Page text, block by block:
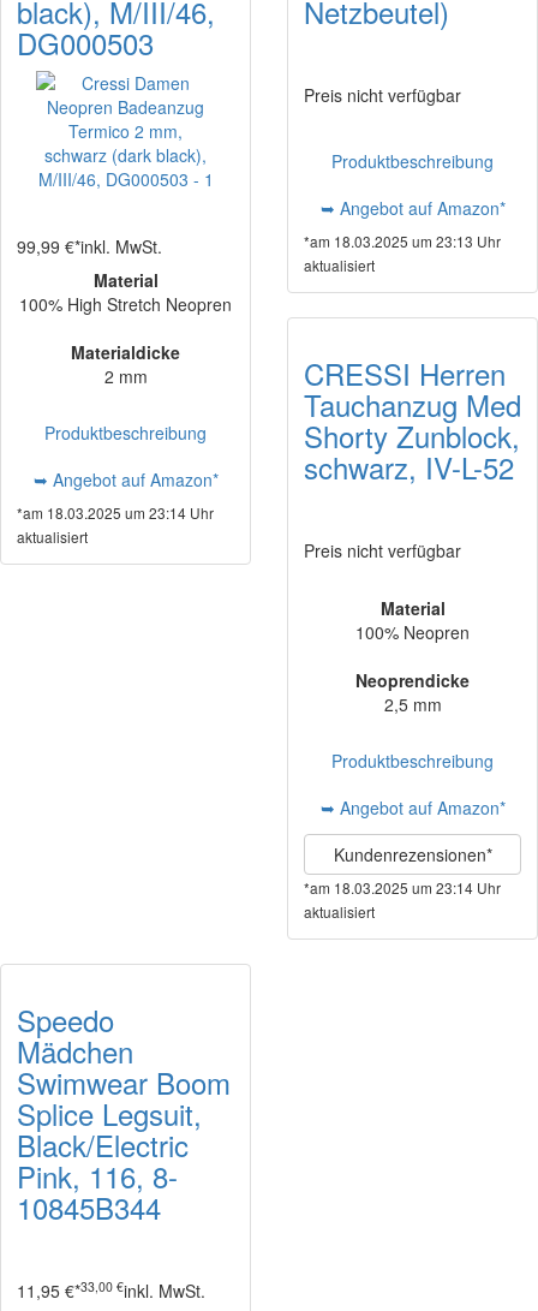
black), M/III/46,
DG000503
99,99 €*inkl. MwSt.
Material
100% High Stretch Neopren
Materialdicke
2 mm
Produktbeschreibung
➥ Angebot auf Amazon*
*am 18.03.2025 um 23:14 Uhr
aktualisiert
Netzbeutel)
Preis nicht verfügbar
Produktbeschreibung
➥ Angebot auf Amazon*
*am 18.03.2025 um 23:13 Uhr
aktualisiert
CRESSI Herren
Tauchanzug Med
Shorty Zunblock,
schwarz, IV-L-52
Preis nicht verfügbar
Material
100% Neopren
Neoprendicke
2,5 mm
Produktbeschreibung
➥ Angebot auf Amazon*
Kundenrezensionen*
*am 18.03.2025 um 23:14 Uhr
aktualisiert
Speedo
Mädchen
Swimwear Boom
Splice Legsuit,
Black/Electric
Pink, 116, 8-
10845B344
11,95 €*33,00 €inkl. MwSt.